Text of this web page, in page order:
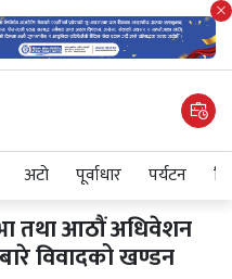
अटाे पूर्वाधार पर्यटन
तथा आठौं अधिवेशन
विवादको खण्डन